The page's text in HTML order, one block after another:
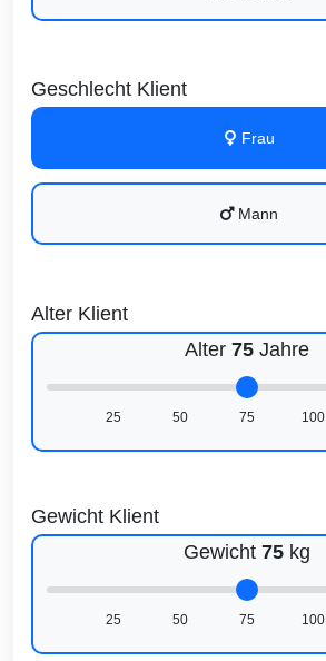
Geschlecht Klient
Frau
Mann
Alter Klient
Alter 75 Jahre
25 50 75 100
Gewicht Klient
Gewicht 75 kg
25 50 75 100